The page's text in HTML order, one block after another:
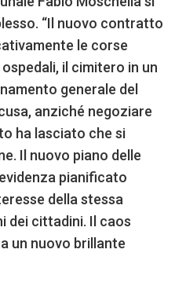
“Il nuovo contratto
le corse
il cimitero in un
generale del
anziché negoziare
ha lasciato che si
Il nuovo piano delle
pianificato
della stessa
dei cittadini. Il caos
un nuovo brillante